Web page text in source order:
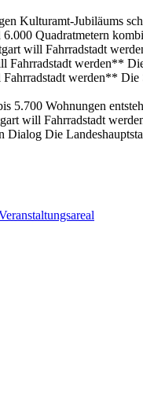
Kulturamt-Jubiläums
Quadratmetern
will Fahrradstadt
Fahrradstadt werden**
werden** Die
5.700 Wohnungen
will Fahrradstadt
Dialog Die